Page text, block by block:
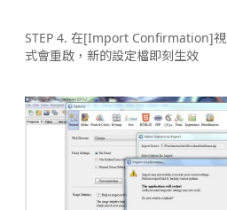
STEP 4. 在[Import Confirmation]
式會重啟，新的設定檔即刻生效